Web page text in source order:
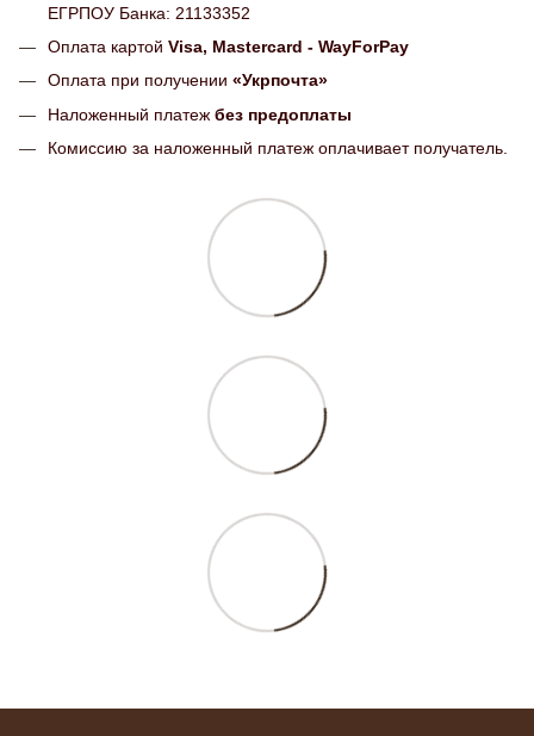
ЕГРПОУ Банка: 21133352
Оплата картой Visa, Mastercard - WayForPay
Оплата при получении «Укрпочта»
Наложенный платеж без предоплаты
Комиссию за наложенный платеж оплачивает получатель.